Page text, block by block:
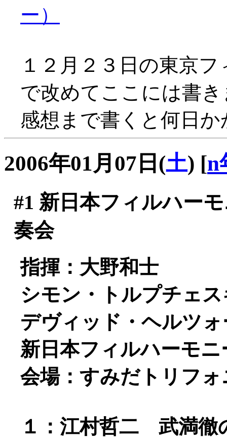
ー）
１２月２３日の東京
で改めてここには書
感想まで書くと何日
2006年01月07日(土) [n
#1 新日本フィルハー
奏会
指揮：大野和士
シモン・トルプチェ
デヴィッド・ヘルツ
新日本フィルハーモニ
会場：すみだトリフ
１：江村哲二 武満徹